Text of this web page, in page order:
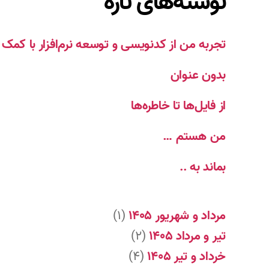
تجربه من از کدنویسی و توسعه نرم‌افزار با
بدون عنوان
از فایل‌ها تا خاطره‌ها
من هستم …
بماند به ..
مرداد و شهریور ۱۴۰۵
(۱)
تیر و مرداد ۱۴۰۵
(۲)
خرداد و تیر ۱۴۰۵
(۴)